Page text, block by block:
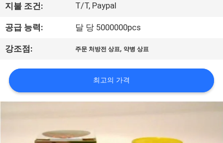
품
질
관
리
지불 조건: T/T, Paypal
공급 능력: 달 당 5000000pcs
강조점: 주문 처방전 상표, 약병 상표
최고의 가격